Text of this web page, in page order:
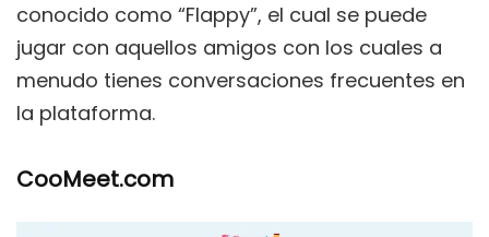
conocido como “Flappy”, el cual se puede
jugar con aquellos amigos con los cuales a
menudo tienes conversaciones frecuentes en
la plataforma.
CooMeet.com